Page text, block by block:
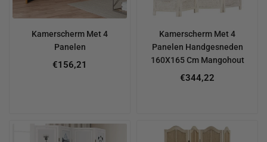
Kamerscherm Met 4
Panelen
€156,21
Kamerscherm Met 4
Panelen Handgesneden
160X165 Cm Mangohout
€344,22